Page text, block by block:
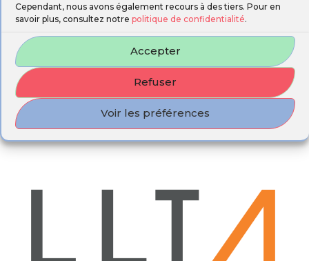
Cependant, nous avons également recours à des tiers. Pour en
savoir plus, consultez notre politique de confidentialité.
Accepter
Refuser
Voir les préférences